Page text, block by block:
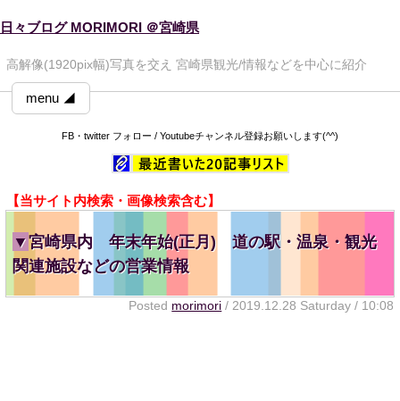
日々ブログ MORIMORI ＠宮崎県
高解像(1920pix幅)写真を交え 宮崎県観光/情報などを中心に紹介
menu ◢
FB・twitter フォロー / Youtubeチャンネル登録お願いします(^^)
【当サイト内検索・画像検索含む】
▼宮崎県内 年末年始(正月) 道の駅・温泉・観光
関連施設などの営業情報
Posted morimori / 2019.12.28 Saturday / 10:08